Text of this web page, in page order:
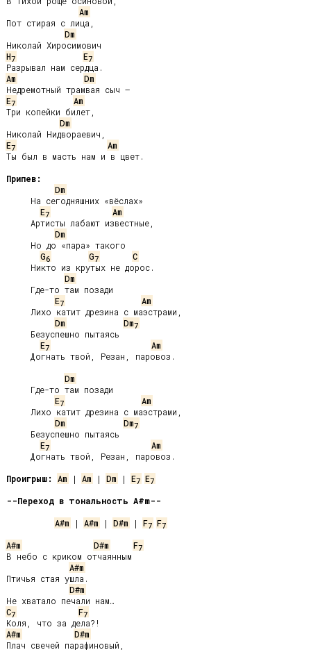
Am
Пот стирая с лица,
Dm
H7 E7
Am
Dm
E7
Am
Три копейки билет,
Dm
E7
Am
Ты был в масть нам и в цвет.
Припев:
Dm
E7
Am
Dm
G6 G7
C
Dm
E7
Am
Dm
Dm7
E7
Am
Dm
E7
Am
Dm
Dm7
E7
Am
Проигрыш:
Am | Am | Dm | E7 E7
--Переход в тональность A#m--
A#m | A#m | D#m | F7 F7
A#m D#m F7
В небо с криком отчаянным
A#m
Птичья стая ушла.
D#m
C7 F7
A#m
D#m